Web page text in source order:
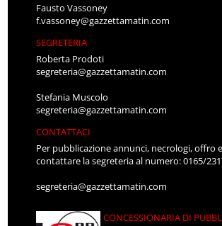
Fausto Vassoney
f.vassoney@gazzettamatin.com
SEGRETERIA
Roberta Prodoti
segreteria@gazzettamatin.com
Stefania Muscolo
segreteria@gazzettamatin.com
CONTATTACI
Per pubblicazione annunci, necrologi, offro
contattare la segreteria al numero: 0165/
segreteria@gazzettamatin.com
CONCESSIONARIA DI